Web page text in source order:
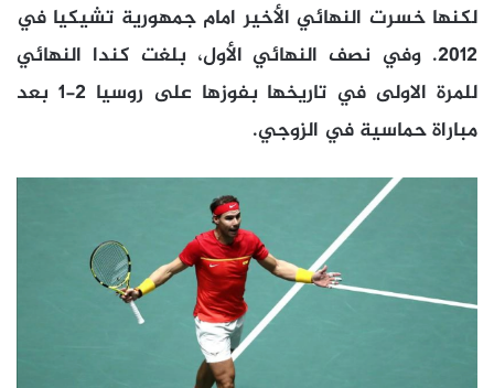
لكنها خسرت النهائي الأخير امام جمهورية تشيكيا في
2012. وفي نصف النهائي الأول، بلغت كندا النهائي
للمرة الاولى في تاريخها بفوزها على روسيا 2-1 بعد
مباراة حماسية في الزوجي.